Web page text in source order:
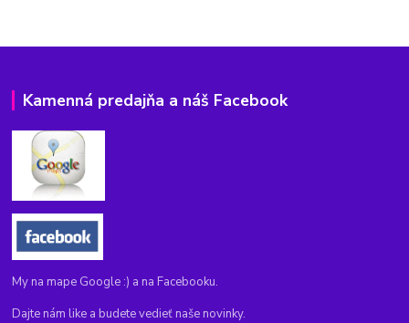
Kamenná predajňa a náš Facebook
My na mape Google :) a na Facebooku.
Dajte nám like a budete vedieť naše novinky.